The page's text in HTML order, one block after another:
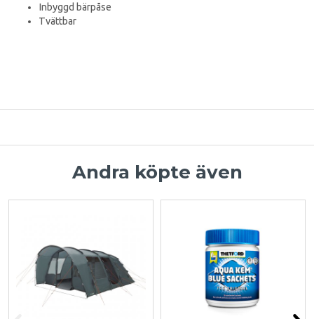
Inbyggd bärpåse
Tvättbar
Andra köpte även